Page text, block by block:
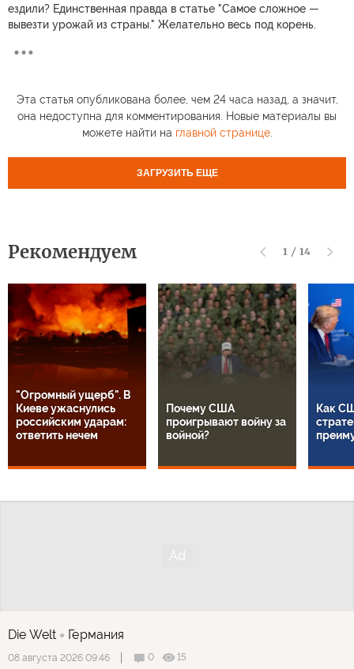
ездили? Единственная правда в статье "Самое сложное —
вывезти урожай из страны." Желательно весь под корень.
Эта статья опубликована более, чем 24 часа назад, а значит,
она недоступна для комментирования. Новые материалы вы
можете найти на главной странице.
ЗАГРУЗИТЬ ЕЩЕ
Рекомендуем 1 / 14
"Огромный ущерб". В
Киеве ужаснулись
российским ударам:
ответить нечем
Почему США
проигрывают войну за
войной?
Как
Die Welt Германия
08 августа 2026 09:46 0
15